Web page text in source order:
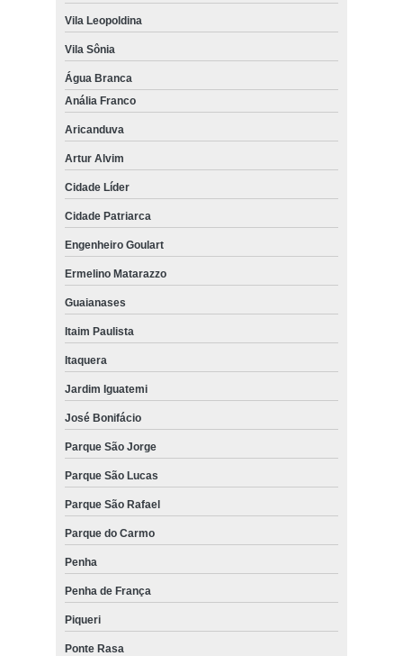
Vila Leopoldina
Vila Sônia
Água Branca
Anália Franco
Aricanduva
Artur Alvim
Cidade Líder
Cidade Patriarca
Engenheiro Goulart
Ermelino Matarazzo
Guaianases
Itaim Paulista
Itaquera
Jardim Iguatemi
José Bonifácio
Parque São Jorge
Parque São Lucas
Parque São Rafael
Parque do Carmo
Penha
Penha de França
Piqueri
Ponte Rasa